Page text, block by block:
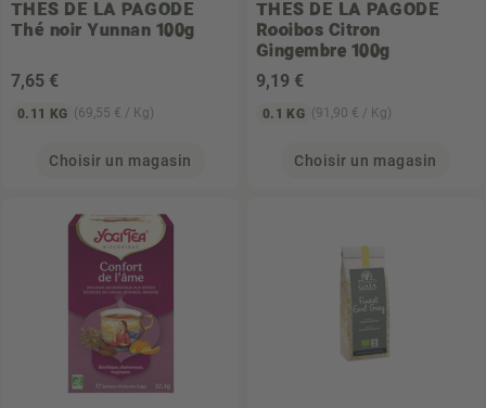
THES DE LA PAGODE
Thé noir Yunnan 100g
7,65 €
0.11 KG (69,55 € / Kg)
Choisir un magasin
THES DE LA PAGODE
Rooibos Citron
Gingembre 100g
9,19 €
0.1 KG (91,90 € / Kg)
Choisir un magasin